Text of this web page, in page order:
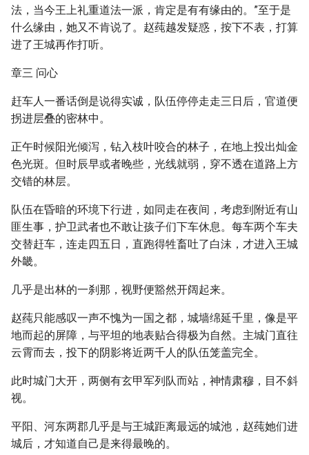
法，当今王上礼重道法一派，肯定是有有缘由的。”至于是
什么缘由，她又不肯说了。赵莼越发疑惑，按下不表，打算
进了王城再作打听。
章三 问心
赶车人一番话倒是说得实诚，队伍停停走走三日后，官道便
拐进层叠的密林中。
正午时候阳光倾泻，钻入枝叶咬合的林子，在地上投出灿金
色光斑。但时辰早或者晚些，光线就弱，穿不透在道路上方
交错的林层。
队伍在昏暗的环境下行进，如同走在夜间，考虑到附近有山
匪生事，护卫武者也不敢让孩子们下车休息。每车两个车夫
交替赶车，连走四五日，直跑得牲畜吐了白沫，才进入王城
外畿。
几乎是出林的一刹那，视野便豁然开阔起来。
赵莼只能感叹一声不愧为一国之都，城墙绵延千里，像是平
地而起的屏障，与平坦的地表贴合得极为自然。主城门直往
云霄而去，投下的阴影将近两千人的队伍笼盖完全。
此时城门大开，两侧有玄甲军列队而站，神情肃穆，目不斜
视。
平阳、河东两郡几乎是与王城距离最远的城池，赵莼她们进
城后，才知道自己是来得最晚的。